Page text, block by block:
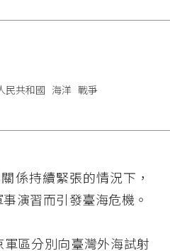
係持續緊張的情況下，
演習而引發臺海危機。
區分別向臺灣外海試射
民共和國 海洋 戰爭